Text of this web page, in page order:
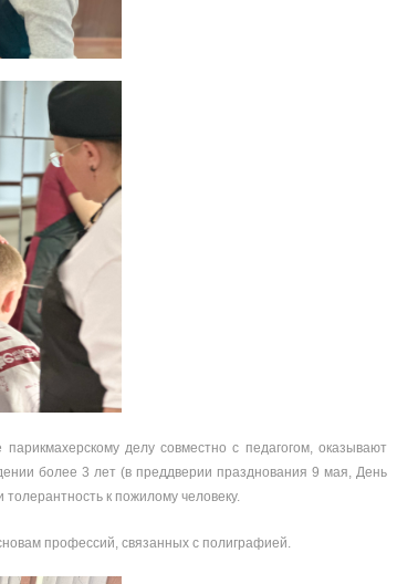
делу совместно с педагогом, оказывают
более 3 лет (в преддверии празднования 9 мая, День
к пожилому человеку.
профессий, связанных с полиграфией.